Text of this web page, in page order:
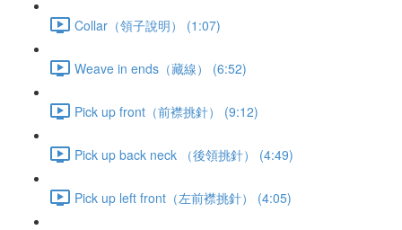
Collar（領子說明） (1:07)
Weave in ends（藏線） (6:52)
Pick up front（前襟挑針） (9:12)
Pick up back neck （後領挑針） (4:49)
Pick up left front（左前襟挑針） (4:05)